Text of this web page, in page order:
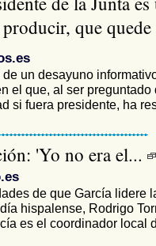
que
un desayuno
el que, al ser preguntado
si fuera presidente, ha
'Yo no era el...
de que García lidere
hispalense, Rodrigo
es el coordinador local